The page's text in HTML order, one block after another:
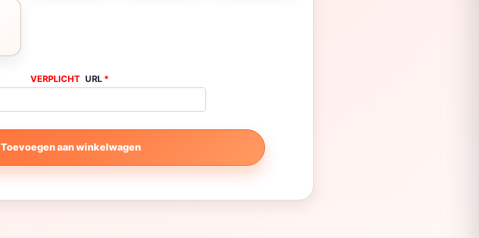
URL *
Toevoegen aan winkelwagen